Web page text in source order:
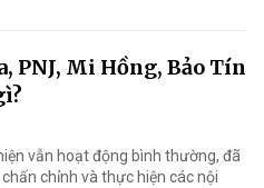
PNJ, Mi Hồng, Bảo Tín
vẫn hoạt động bình thường, đã
chỉnh và thực hiện các nội